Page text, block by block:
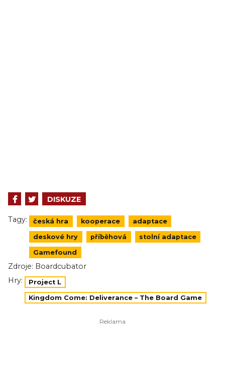
DISKUZE
Tagy: česká hra kooperace adaptace
deskové hry příběhová stolní adaptace
Gamefound
Zdroje: Boardcubator
Hry:
Project L
Kingdom Come: Deliverance – The Board Game